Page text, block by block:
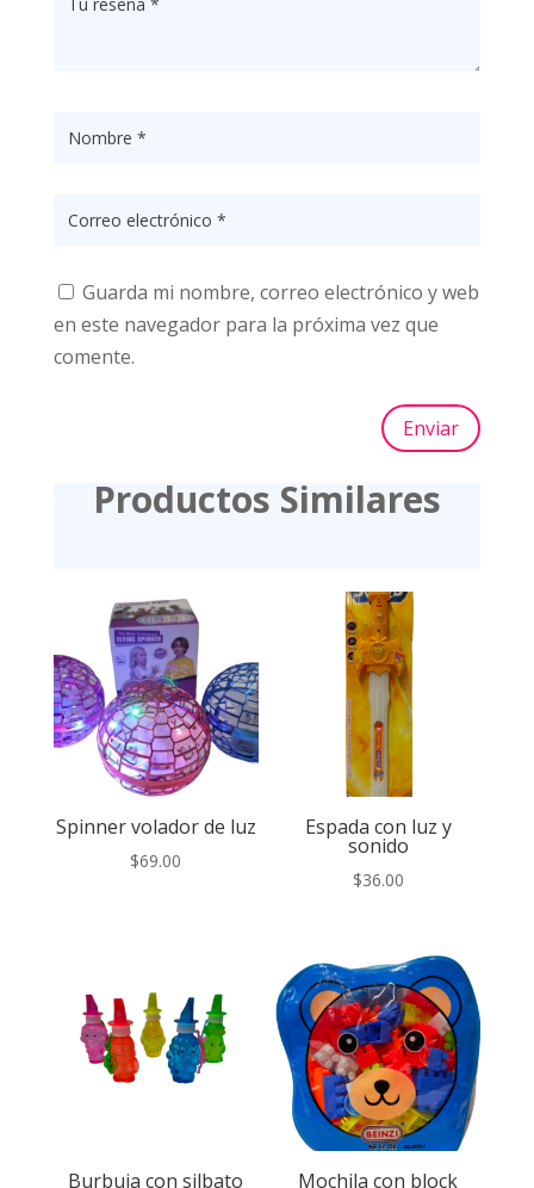
Guarda mi nombre, correo electrónico y web
en este navegador para la próxima vez que
comente.
Enviar
Productos Similares
Spinner volador de luz
$69.00
Espada con luz y
sonido
$36.00
Burbuja con silbato Mochila con block